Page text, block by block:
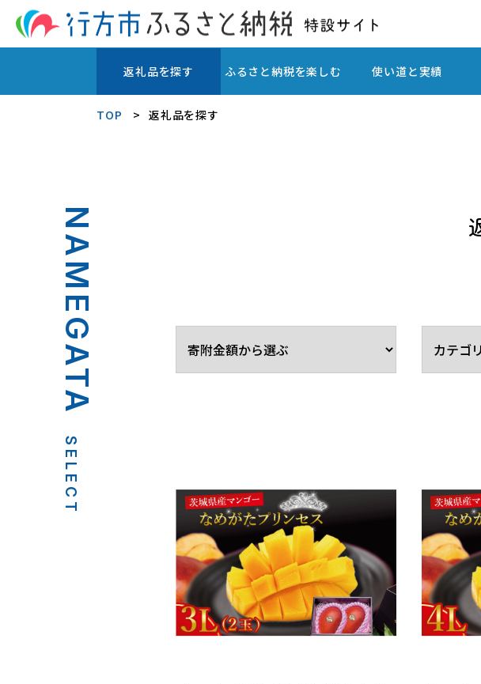
返礼品を探す ふるさと納税を楽しむ 使い道と実績
TOP 返礼品を探す
NAMEGATA
SELECT